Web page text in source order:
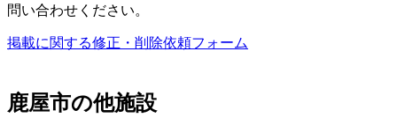
問い合わせください。
掲載に関する修正・削除依頼フォーム
鹿屋市の他施設